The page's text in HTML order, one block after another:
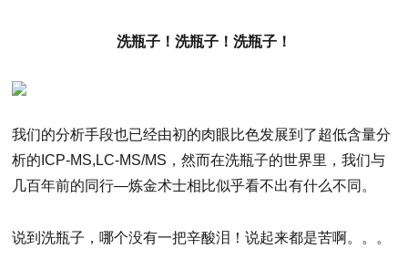
洗瓶子！洗瓶子！洗瓶子！
我们的分析手段也已经由初的肉眼比色发展到了超低含量分
析的ICP-MS,LC-MS/MS，然而在洗瓶子的世界里，我们与
几百年前的同行—炼金术士相比似乎看不出有什么不同。
说到洗瓶子，哪个没有一把辛酸泪！说起来都是苦啊。。。